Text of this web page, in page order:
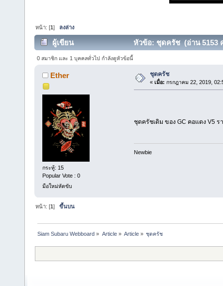
หน้า: [1] ลงล่าง
ผู้เขียน หัวข้อ: ชุดครัช (อ่าน 5153
0 สมาชิก และ 1 บุคคลทั่วไป กำลังดูหัวข้อนี้
Ether
กระทู้: 15
Popular Vote : 0
มือใหม่หัดขับ
ชุดครัช
« เมื่อ: กรกฎาคม 22, 2019,
ชุดครัชเดิม ของ GC คอแดง V5
Newbie
หน้า: [1]ขึ้นบน
Siam Subaru Webboard » Article» Article» ชุดครัช